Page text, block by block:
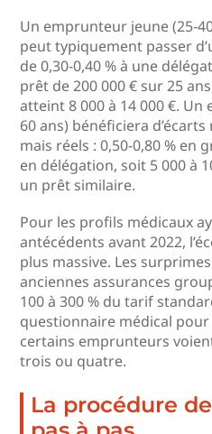
Un emprunteur jeune (25-
peut typiquement passer
de 0,30-0,40 % à une
prêt de 200 000 € sur 25
atteint 8 000 à 14 000 €.
60 ans) bénéficiera
mais réels : 0,50-0,80 % en
en délégation, soit 5 000 à
un prêt similaire.
Pour les profils médicaux
antécédents avant 2022,
plus massive. Les
anciennes assurances
100 à 300 % du tarif
questionnaire médical
certains emprunteurs
trois ou quatre.
La procédure